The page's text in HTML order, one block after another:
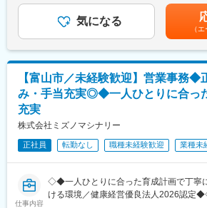
・設備の維持管理および予防保全活動
・設備改善による故障低減、生産性向上
・保全データの分析による再発防止活動
■働く環境（職場の風土など）
ができます
・チームで協力しながら課題を解決する
・設備技術、電気制御、機械保全など幅
・案件次第で国内拠点への出張あり（頻
１回 【賞与】年２回【諸手当】通勤手当
手当など賃金はあくまでも目安の金額で
する可能性があります。月給(月額)は固
気になる
（
【富山市／未経験歓迎】営業事務◆
み・手当充実◎◆一人ひとりに合っ
充実
株式会社ミズノマシナリー
正社員 転勤なし 職種未経験歓迎 業種未
仕事内容
◇◆一人ひとりに合った育成計画で丁寧
ける環境／健康経営優良法人2026認定